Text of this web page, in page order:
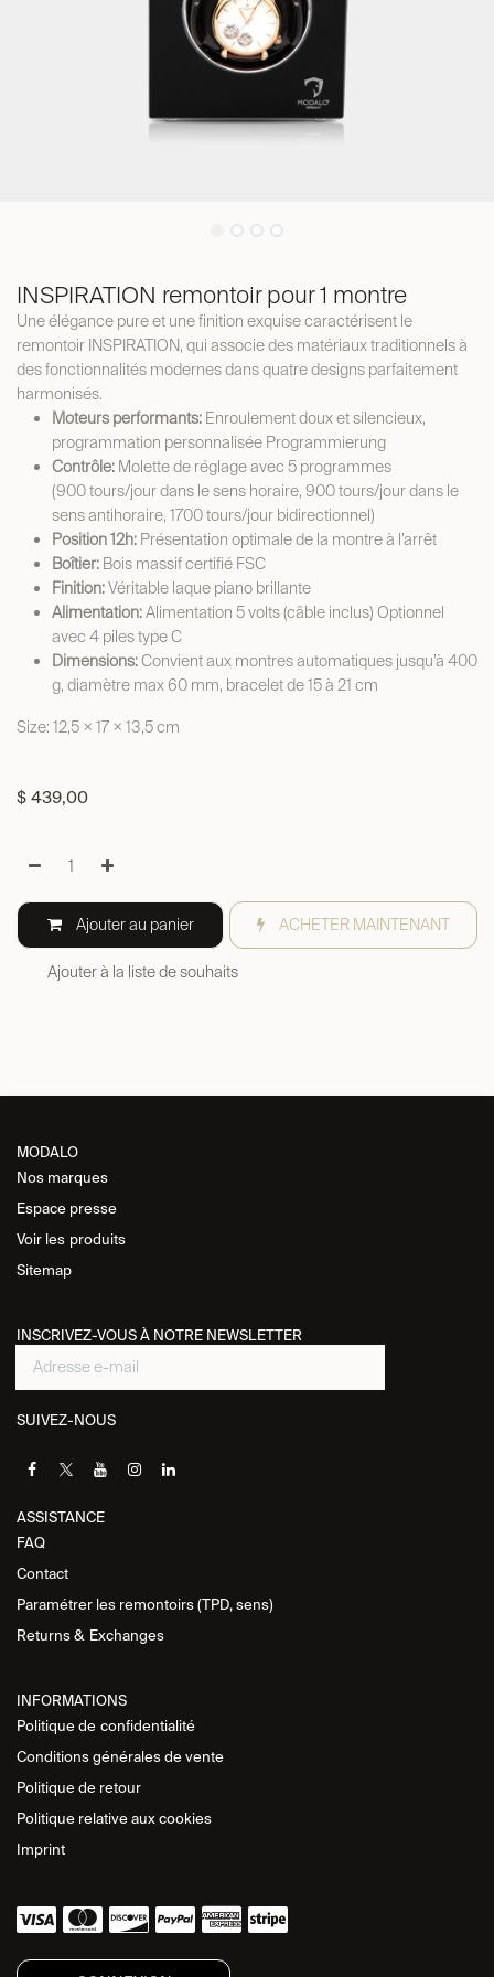
INSPIRATION remontoir pour 1 montre
Une élégance pure et une finition exquise caractérisent le
remontoir INSPIRATION, qui associe des matériaux traditionnels à
des fonctionnalités modernes dans quatre designs parfaitement
harmonisés.
Moteurs performants: Enroulement doux et silencieux,
programmation personnalisée Programmierung
Contrôle: Molette de réglage avec 5 programmes
(900 tours/jour dans le sens horaire, 900 tours/jour dans le
sens antihoraire, 1700 tours/jour bidirectionnel)
Position 12h: Présentation optimale de la montre à l’arrêt
Boîtier: Bois massif certifié FSC
Finition:Véritable laque piano brillante
Alimentation:Alimentation 5 volts (câble inclus) Optionnel
avec 4 piles type C
Dimensions:Convient aux montres automatiques jusqu’à 400
g, diamètre max 60 mm, bracelet de 15 à 21 cm
Size: 12,5 × 17 × 13,5 cm
$ 439,00
Ajouter au panier ACHETER MAINTENANT
Ajouter à la liste de souhaits
MODALO
Nos marques
Espace presse
Voir les produits
Sitemap
INSCRIVEZ-VOUS À NOTRE NEWSLETTER
SUIVEZ-NOUS
ASSISTANCE​
FAQ
Contact
Paramétrer les remontoirs (TPD, sens)
Returns & Exchanges
INFORMATIONS
Politique de confidentialité
Conditions générales de vente
Politique de retour
Politique relative aux cookies
Imprint